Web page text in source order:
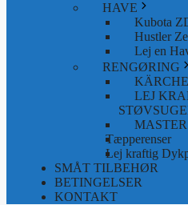
HAVE
Kubota
Hustler
Lej en
RENGØRING
LEJ
Tæpperenser
Lej kraftig
SMÅT TILBEHØR
BETINGELSER
KONTAKT